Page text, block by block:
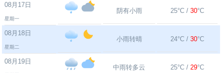
08月17日
星期一
阴有小雨 25°C / 30°C
08月18日
星期二
小雨转晴 24°C / 30°C
08月19日
中雨转多云 25°C / 29°C